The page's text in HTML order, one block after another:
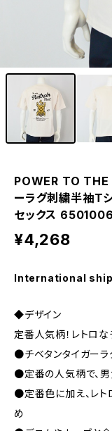
POWER TO THE
ーラグ刺繍半袖T
セックス
¥4,268
International
◆デザイン
定番人気柄！レトロ
●チベタンタイガー
●定番の人気柄で、
●定番色に加え、レト
め